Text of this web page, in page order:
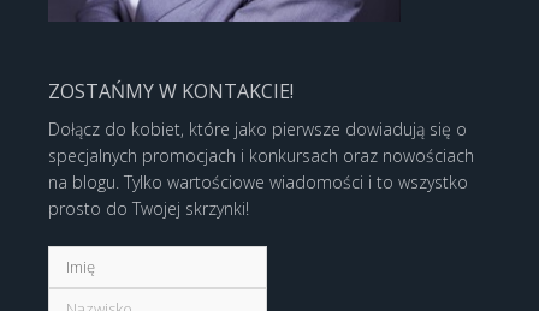
ZOSTAŃMY W KONTAKCIE!
Dołącz do kobiet, które jako pierwsze dowiadują się o
specjalnych promocjach i konkursach oraz nowościach
na blogu. Tylko wartościowe wiadomości i to wszystko
prosto do Twojej skrzynki!